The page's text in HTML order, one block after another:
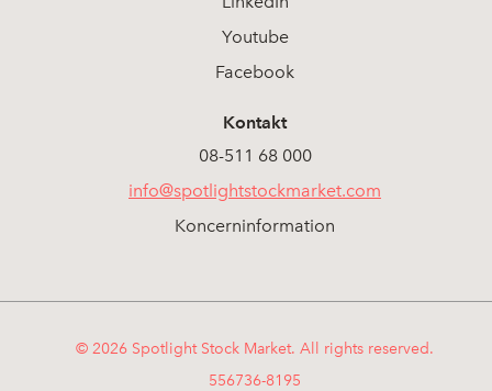
Youtube
Facebook
Kontakt
08-511 68 000
info@spotlightstockmarket.com
Koncerninformation
© 2026 Spotlight Stock Market. All rights reserved.
556736-8195